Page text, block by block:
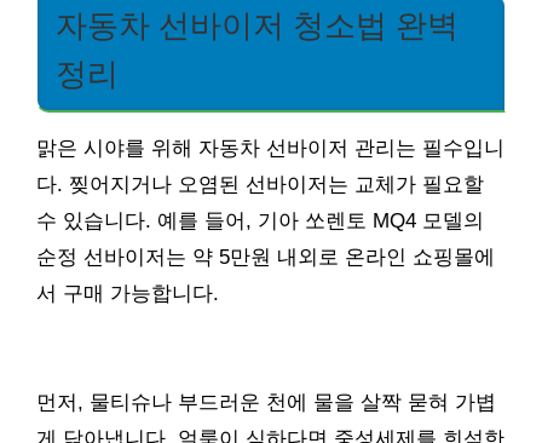
자동차 선바이저 청소법 완벽
정리
맑은 시야를 위해 자동차 선바이저 관리는 필수입니
다. 찢어지거나 오염된 선바이저는 교체가 필요할
수 있습니다. 예를 들어, 기아 쏘렌토 MQ4 모델의
순정 선바이저는 약 5만원 내외로 온라인 쇼핑몰에
서 구매 가능합니다.
먼저, 물티슈나 부드러운 천에 물을 살짝 묻혀 가볍